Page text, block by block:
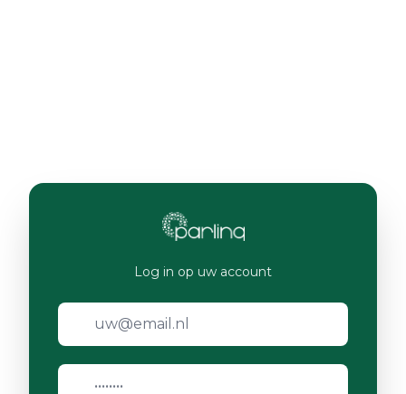
Log in op uw account